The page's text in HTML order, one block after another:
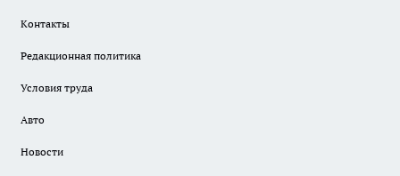
Контакты
Редакционная политика
Условия труда
Авто
Новости